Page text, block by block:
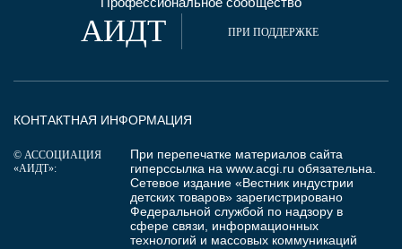
АИДТ ПРИ ПОДДЕРЖКЕ
КОНТАКТНАЯ ИНФОРМАЦИЯ
© АССОЦИАЦИЯ
«АИДТ»:
При перепечатке материалов сайта
гиперссылка на www.acgi.ru обязательна.
Сетевое издание «Вестник индустрии
детских товаров» зарегистрировано
Федеральной службой по надзору в
сфере связи, информационных
технологий и массовых коммуникаций